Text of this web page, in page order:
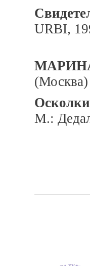
URBI,
(Москва)
М.: